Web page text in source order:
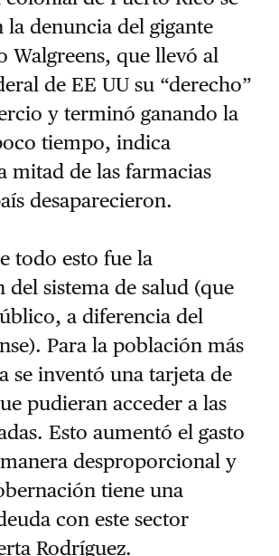
la denuncia del gigante
Walgreens, que llevó al
de EE UU su “derecho”
y terminó ganando la
tiempo, indica
mitad de las farmacias
desaparecieron.
todo esto fue la
del sistema de salud (que
a diferencia del
Para la población más
se inventó una tarjeta de
pudieran acceder a las
Esto aumentó el gasto
desproporcional y
tiene una
con este sector
Rodríguez.